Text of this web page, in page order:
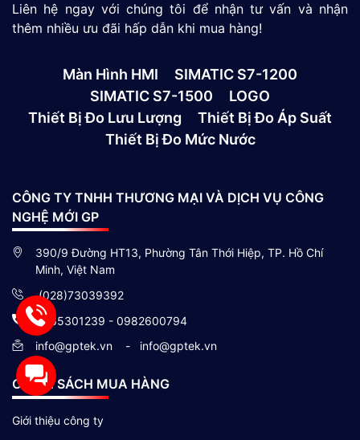
Liên hệ ngay với chúng tôi để nhận tư vấn và nhận
thêm nhiều ưu đãi hấp dẫn khi mua hàng!
Màn Hình HMI
SIMATIC S7-1200
SIMATIC S7-1500
LOGO
Thiết Bị Đo Lưu Lượng
Thiết Bị Đo Áp Suất
Thiết Bị Đo Mức Nước
CÔNG TY TNHH THƯƠNG MẠI VÀ DỊCH VỤ CÔNG
NGHỆ MỚI GP
390/9 Đường HT13, Phường Tân Thới Hiệp, TP. Hồ Chí
Minh, Việt Nam
(028)73039392
0865301239 - 0982600794
info@gptek.vn
- info@gptek.vn
CHÍNH SÁCH MUA HÀNG
Giới thiệu công ty